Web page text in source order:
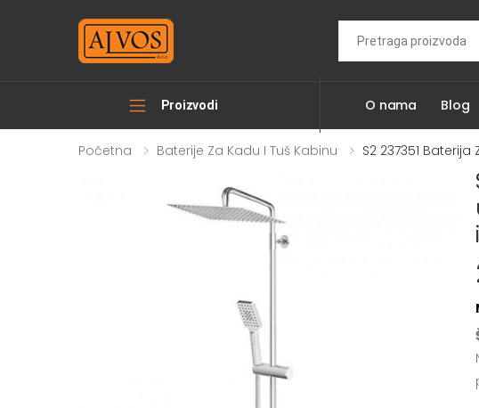
Proizvodi O nama Blog
Početna Baterije Za Kadu I Tuš Kabinu S2 237351